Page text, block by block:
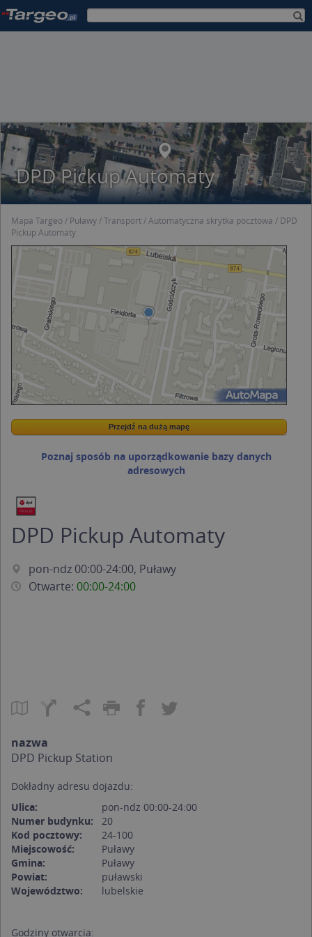
DPD Pickup Automaty
Mapa Targeo Puławy Transport Automatyczna skrytka pocztowa
DPD
Pickup Automaty
Wstaw tę mapkę na swoją stronę
Przejdź na dużą mapę
Przejdź na dużą mapę
Poznaj sposób na uporządkowanie bazy danych
adresowych
DPD Pickup Automaty
pon-ndz 00:00-24:00, Puławy
Otwarte: 00:00-24:00
nazwa
DPD Pickup Station
Dokładny adresu dojazdu:
Ulica:
pon-ndz 00:00-24:00
Numer budynku:
20
Kod pocztowy:
24-100
Miejscowość:
Puławy
Gmina:
Puławy
Powiat:
puławski
Województwo:
lubelskie
Godziny otwarcia: